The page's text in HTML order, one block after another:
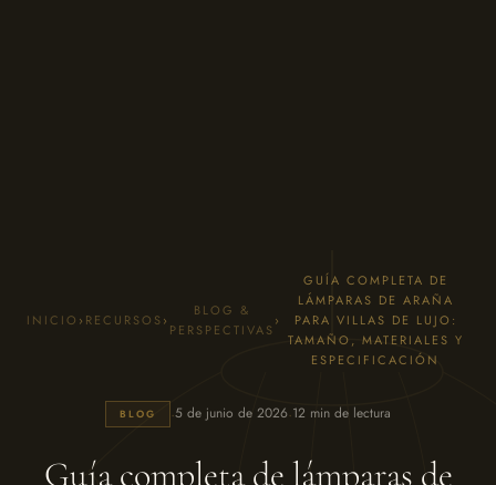
INICIO › RECURSOS›
BLOG &
PERSPECTIVAS
›
GUÍA COMPLETA DE
LÁMPARAS DE ARAÑA
PARA VILLAS DE LUJO:
TAMAÑO, MATERIALES Y
ESPECIFICACIÓN
BLOG ·5 de junio de 2026·12 min de lectura
Guía completa de lámparas de